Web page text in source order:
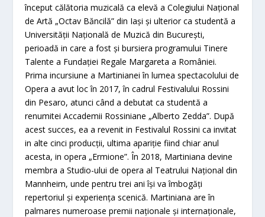
început călătoria muzicală ca elevă a Colegiului Național
de Artă „Octav Băncilă” din Iași și ulterior ca studentă a
Universității Națională de Muzică din București,
perioadă in care a fost și bursiera programului Tinere
Talente a Fundației Regale Margareta a României.
Prima incursiune a Martinianei în lumea spectacolului de
Opera a avut loc în 2017, în cadrul Festivalului Rossini
din Pesaro, atunci când a debutat ca studentă a
renumitei Accademii Rossiniane „Alberto Zedda”. După
acest succes, ea a revenit in Festivalul Rossini ca invitat
in alte cinci producții, ultima apariție fiind chiar anul
acesta, in opera „Ermione”. În 2018, Martiniana devine
membra a Studio-ului de opera al Teatrului Național din
Mannheim, unde pentru trei ani își va îmbogăți
repertoriul și experiența scenică. Martiniana are în
palmares numeroase premii naționale și internaționale,